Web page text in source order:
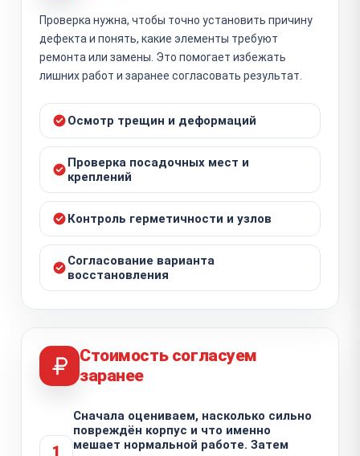
Проверка нужна, чтобы точно установить причину
дефекта и понять, какие элементы требуют
ремонта или замены. Это помогает избежать
лишних работ и заранее согласовать результат.
Осмотр трещин и деформаций
Проверка посадочных мест и
креплений
Контроль герметичности и узлов
Согласование варианта
восстановления
Стоимость согласуем
заранее
1
Сначала оцениваем, насколько сильно
повреждён корпус и что именно
мешает нормальной работе. Затем